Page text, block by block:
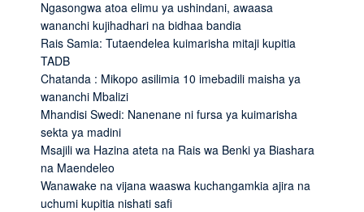
Ngasongwa atoa elimu ya ushindani, awaasa
wananchi kujihadhari na bidhaa bandia
Rais Samia: Tutaendelea kuimarisha mitaji kupitia
TADB
Chatanda : Mikopo asilimia 10 imebadili maisha ya
wananchi Mbalizi
Mhandisi Swedi: Nanenane ni fursa ya kuimarisha
sekta ya madini
Msajili wa Hazina ateta na Rais wa Benki ya Biashara
na Maendeleo
Wanawake na vijana waaswa kuchangamkia ajira na
uchumi kupitia nishati safi